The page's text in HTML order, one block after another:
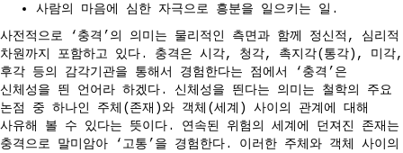
사람의 마음에 심한 자극으로 흥분을 일으키는 일.
사전적으로 ‘충격’의 의미는 물리적인 측면과 함께 정신적, 심리적
차원까지 포함하고 있다. 충격은 시각, 청각, 촉지각(통각), 미각,
후각 등의 감각기관을 통해서 경험한다는 점에서 ‘충격’은
신체성을 띈 언어라 하겠다. 신체성을 띈다는 의미는 철학의 주요
논점 중 하나인 주체(존재)와 객체(세계) 사이의 관계에 대해
사유해 볼 수 있다는 뜻이다. 연속된 위험의 세계에 던져진 존재는
충격으로 말미암아 ‘고통’을 경험한다. 이러한 주체와 객체 사이의